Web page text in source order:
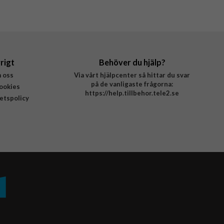
oss
Behöver du hjälp?
Via vårt hjälpcenter så hittar du svar
på de vanligaste frågorna:
https://help.tillbehor.tele2.se